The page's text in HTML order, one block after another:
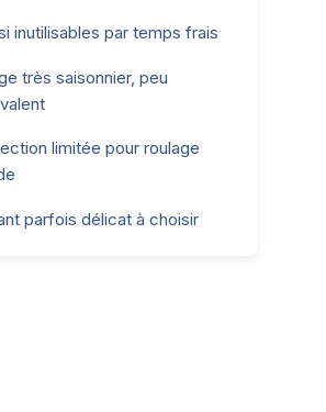
inutilisables par temps frais
très saisonnier, peu
limitée pour roulage
parfois délicat à choisir